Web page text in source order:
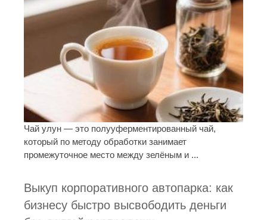
Чай улун — это полууферментированный чай,
который по методу обработки занимает
промежуточное место между зелёным и ...
Выкуп корпоративного автопарка: как
бизнесу быстро высвободить деньги